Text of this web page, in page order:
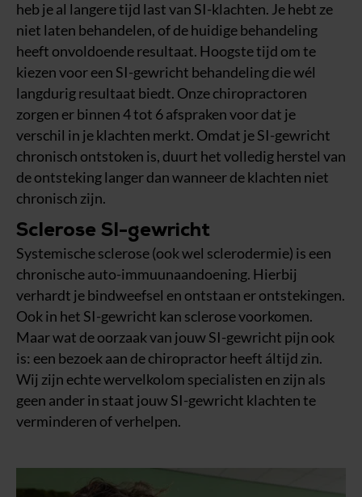
heb je al langere tijd last van SI-klachten. Je hebt ze
niet laten behandelen, of de huidige behandeling
heeft onvoldoende resultaat. Hoogste tijd om te
kiezen voor een SI-gewricht behandeling die wél
langdurig resultaat biedt. Onze chiropractoren
zorgen er binnen 4 tot 6 afspraken voor dat je
verschil in je klachten merkt. Omdat je SI-gewricht
chronisch ontstoken is, duurt het volledig herstel van
de ontsteking langer dan wanneer de klachten niet
chronisch zijn.
Sclerose SI-gewricht
Systemische sclerose (ook wel sclerodermie) is een
chronische auto-immuunaandoening. Hierbij
verhardt je bindweefsel en ontstaan er ontstekingen.
Ook in het SI-gewricht kan sclerose voorkomen.
Maar wat de oorzaak van jouw SI-gewricht pijn ook
is: een bezoek aan de chiropractor heeft áltijd zin.
Wij zijn echte wervelkolom specialisten en zijn als
geen ander in staat jouw SI-gewricht klachten te
verminderen of verhelpen.